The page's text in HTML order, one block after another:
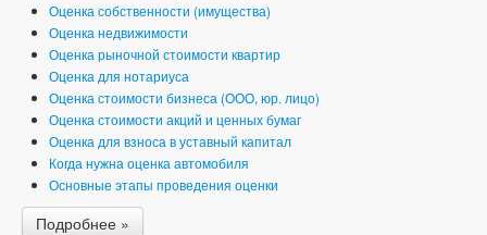
Оценка собственности (имущества)
Оценка недвижимости
Оценка рыночной стоимости квартир
Оценка для нотариуса
Оценка стоимости бизнеса (ООО, юр. лицо)
Оценка стоимости акций и ценных бумаг
Оценка для взноса в уставный капитал
Когда нужна оценка автомобиля
Основные этапы проведения оценки
Подробнее »